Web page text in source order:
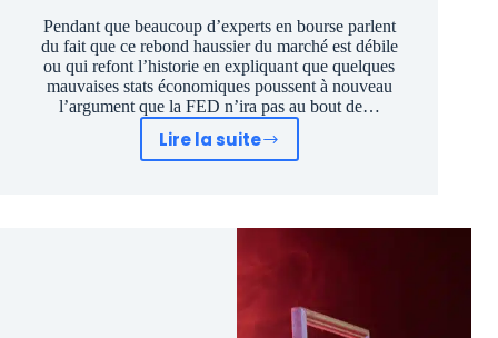
Pendant que beaucoup d’experts en bourse parlent
du fait que ce rebond haussier du marché est débile
ou qui refont l’historie en expliquant que quelques
mauvaises stats économiques poussent à nouveau
l’argument que la FED n’ira pas au bout de…
Lire la suite
Krach
grâce
bourse